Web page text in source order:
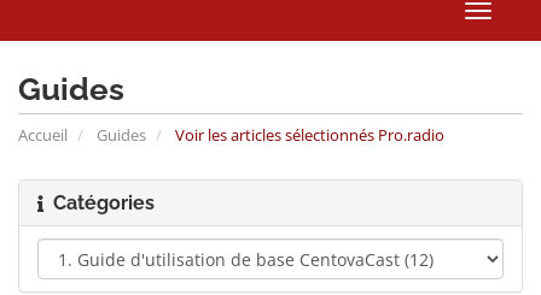
la
Guides
Accueil Guides Voir les articles sélectionnés Pro.radio
Catégories